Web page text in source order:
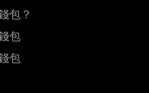
包？
包
包